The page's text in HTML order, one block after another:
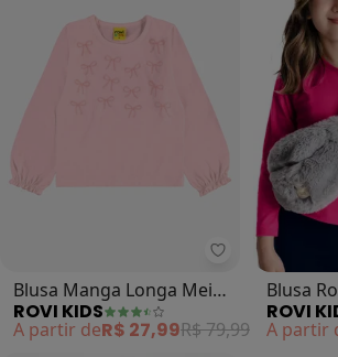
Rovi Kids -
Blusa Manga Longa Meia
Malha com Estampa
(Rosa)
ROVI KIDS
A partir deR$ 27,99R$ 79,99
Blusa
ROVI
A partir